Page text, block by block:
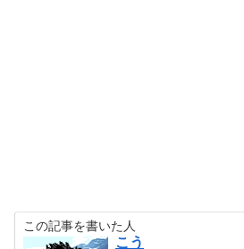
この記事を書いた人
こう